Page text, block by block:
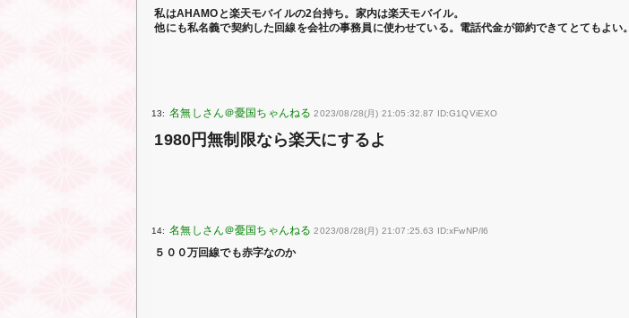
私はAHAMOと楽天モバイルの2台持ち。家内は楽天モバイル。
他にも私名義で契約した回線を会社の事務員に使わせている。電話代金が節約できてとてもよい。
13: 2023/08/28(月) 21:05:32.87 ID:G1QViEXO
1980円無制限なら楽天にするよ
14: 2023/08/28(月) 21:07:25.63 ID:xFwNP/l6
５００万回線でも赤字なのか